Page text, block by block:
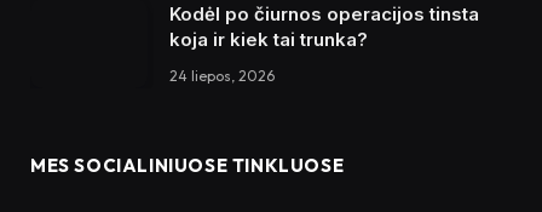
Kodėl po čiurnos operacijos tinsta
koja ir kiek tai trunka?
24 liepos, 2026
MES SOCIALINIUOSE TINKLUOSE